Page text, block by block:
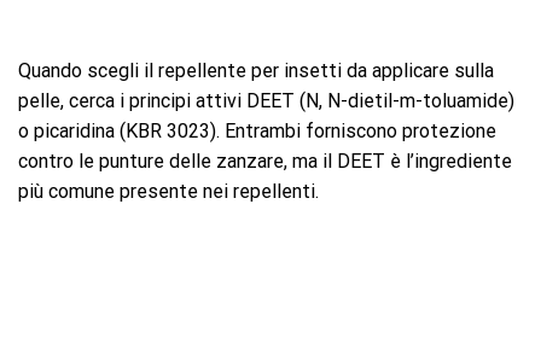
Quando scegli il repellente per insetti da applicare sulla
pelle, cerca i principi attivi DEET (N, N-dietil-m-toluamide)
o picaridina (KBR 3023). Entrambi forniscono protezione
contro le punture delle zanzare, ma il DEET è l’ingrediente
più comune presente nei repellenti.